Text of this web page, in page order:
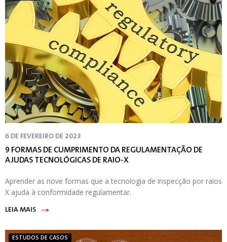
6 DE FEVEREIRO DE 2023
9 FORMAS DE CUMPRIMENTO DA REGULAMENTAÇÃO DE
AJUDAS TECNOLÓGICAS DE RAIO-X
Aprender as nove formas que a tecnologia de inspecção por raios
X ajuda à conformidade regulamentar.
LEIA MAIS
ESTUDOS DE CASOS